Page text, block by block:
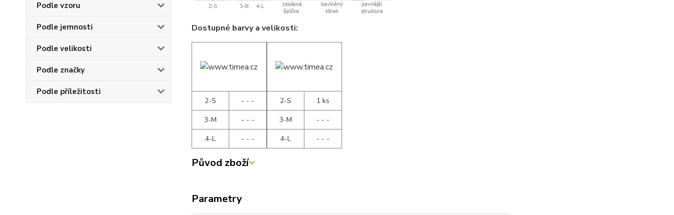
Podle vzoru
Podle jemnosti
Podle velikosti
Podle značky
Podle příležitosti
Dostupné barvy a velikosti:
2-S
- - -
3-M
- - -
4-L
- - -
2-S
1 ks
3-M
- - -
4-L
- - -
Původ zboží
Parametry